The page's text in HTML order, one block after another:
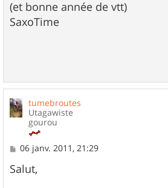
(et bonne année de vtt)
SaxoTime
tumebroutes
Utagawiste
gourou
M
s
s
06 janv. 2011, 21:29
Salut,